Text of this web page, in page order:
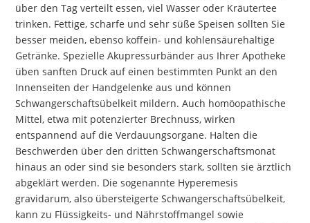
über den Tag verteilt essen, viel Wasser oder Kräutertee
trinken. Fettige, scharfe und sehr süße Speisen sollten Sie
besser meiden, ebenso koffein- und kohlensäurehaltige
Getränke. Spezielle Akupressurbänder aus Ihrer Apotheke
üben sanften Druck auf einen bestimmten Punkt an den
Innenseiten der Handgelenke aus und können
Schwangerschaftsübelkeit mildern. Auch homöopathische
Mittel, etwa mit potenzierter Brechnuss, wirken
entspannend auf die Verdauungsorgane. Halten die
Beschwerden über den dritten Schwangerschaftsmonat
hinaus an oder sind sie besonders stark, sollten sie ärztlich
abgeklärt werden. Die sogenannte Hyperemesis
gravidarum, also übersteigerte Schwangerschaftsübelkeit,
kann zu Flüssigkeits- und Nährstoffmangel sowie